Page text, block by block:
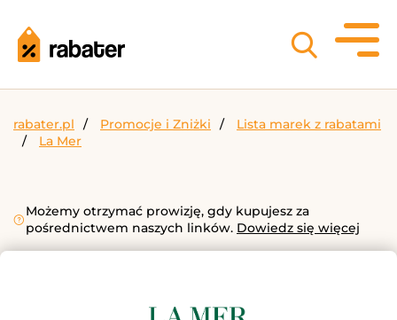
rabater.pl Promocje i Zniżki
Lista marek z rabatami
La Mer
Możemy otrzymać prowizję, gdy kupujesz za
pośrednictwem naszych linków. Dowiedz się więcej